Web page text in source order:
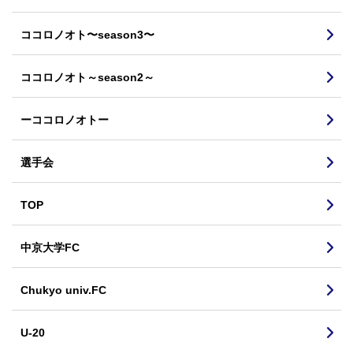
ココロノオト〜season3〜
ココロノオト～season2～
ーココロノオトー
選手会
TOP
中京大学FC
Chukyo univ.FC
U-20